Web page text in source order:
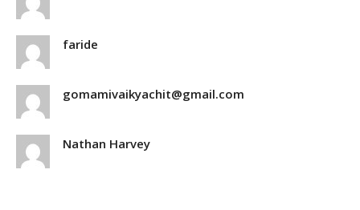
faride
gomamivaikyachit@gmail.com
Nathan Harvey